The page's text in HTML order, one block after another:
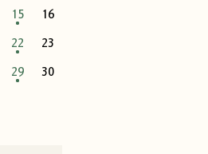
15
16
22
23
29
30